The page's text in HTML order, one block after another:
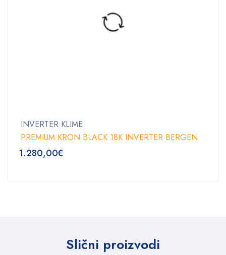
INVERTER KLIME
PREMIUM KRON BLACK 18K INVERTER BERGEN
1.280,00€
Slični proizvodi